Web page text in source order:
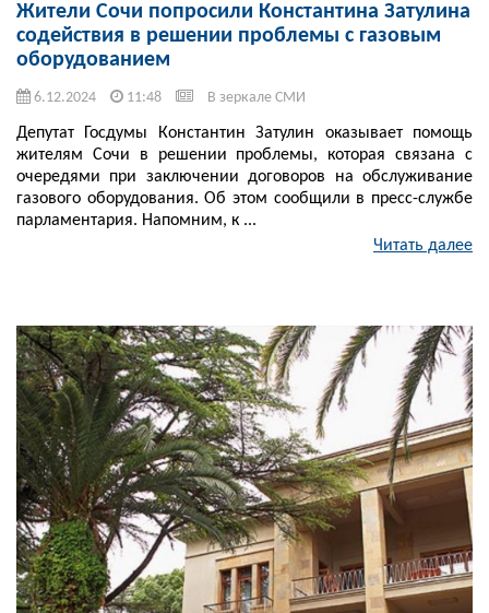
Жители Сочи попросили Константина Затулина
содействия в решении проблемы с газовым
оборудованием
6.12.2024 11:48 В зеркале СМИ
Депутат Госдумы Константин Затулин оказывает помощь
жителям Сочи в решении проблемы, которая связана с
очередями при заключении договоров на обслуживание
газового оборудования. Об этом сообщили в пресс-службе
парламентария. Напомним, к ...
Читать далее